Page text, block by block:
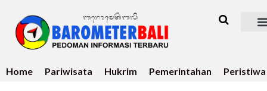
Home Pariwisata Hukrim Pemerintahan Peristiwa